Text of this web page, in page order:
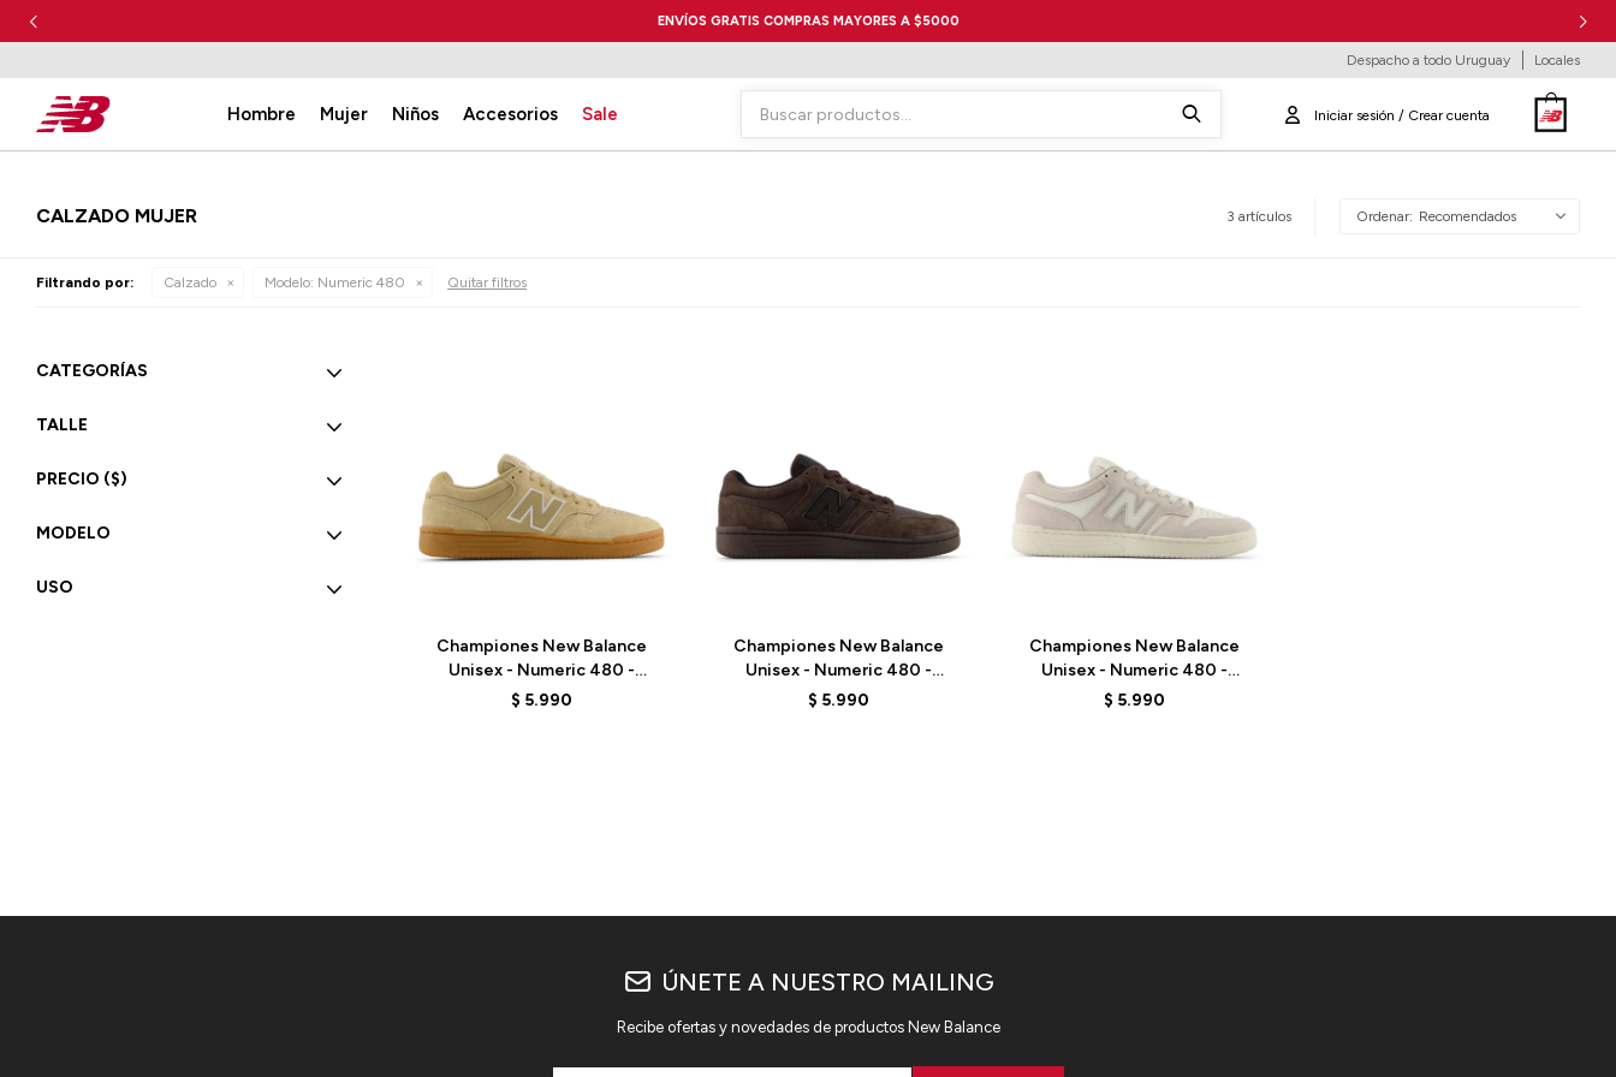
ENVÍOS GRATIS COMPRAS MAYORES A $5000
Hombre Mujer Niños Accesorios Sale
Despacho a todo Uruguay Locales
CALZADO MUJER 3 artículos Recomendados
Filtrando por: Calzado Modelo: Numeric 480 Quitar filtros
Championes New Balance
Unisex - Numeric 480 -
UN480TSG - BEIGE
$ 5.990
Championes New Balance
Unisex - Numeric 480 -
UN480CHC - BROWN
$ 5.990
Championes New Balance
Unisex - Numeric 480 -
UN480VAN - WHITE
$ 5.990
CATEGORÍAS
TALLE
PRECIO ($)
MODELO
USO
ÚNETE A NUESTRO MAILING
Recibe ofertas y novedades de productos New Balance